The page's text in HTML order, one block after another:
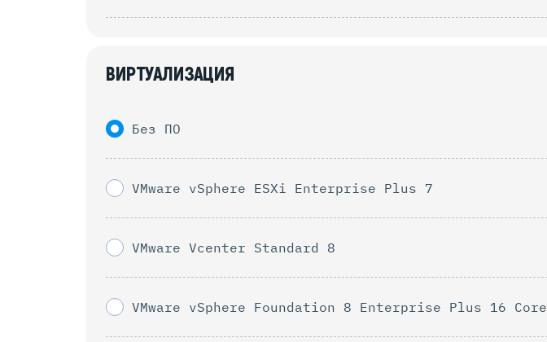
ВИРТУАЛИЗАЦИЯ
Без ПО
VMware vSphere ESXi Enterprise Plus 7
VMware Vcenter Standard 8
VMware vSphere Foundation 8 Enterprise Plus 16 Core